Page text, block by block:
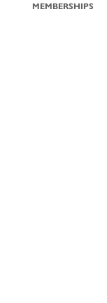
MEMBERSHIPS